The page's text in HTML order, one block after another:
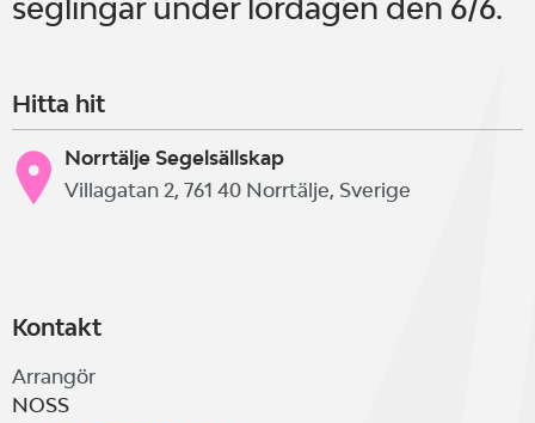
Hitta hit
Norrtälje Segelsällskap
Villagatan 2, 761 40 Norrtälje, Sverige
Kontakt
Arrangör
NOSS